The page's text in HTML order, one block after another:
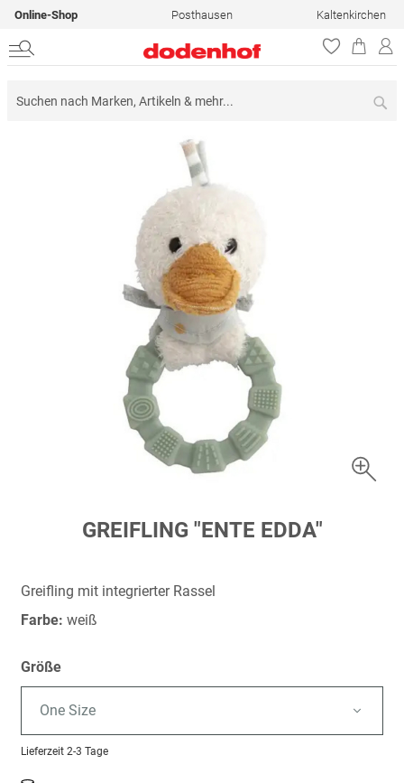
Online-Shop Posthausen Kaltenkirchen
springen
GREIFLING "ENTE EDDA"
Greifling mit integrierter Rassel
Farbe: weiß
Größe
One Size
Lieferzeit 2-3 Tage